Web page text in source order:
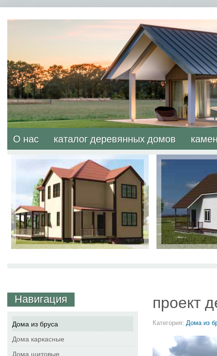
О нас каталог деревянных домов
проект
Категория: Дома из
Навигация
Дома из бруса
Дома каркасные
Дома щитовые